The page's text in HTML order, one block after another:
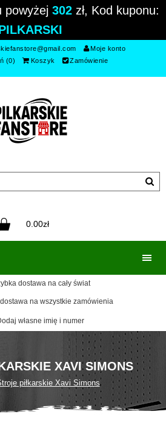
powyżej 302 zł, Kod kuponu:
Moje konto
(0)
Koszyk Zamówienie
0.00zł
dostawa na cały świat
na wszystkie zamówienia
własne imię i numer
XAVI SIMONS
piłkarskie Xavi Simons